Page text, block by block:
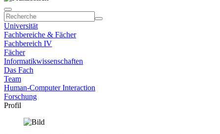
Universität
Fachbereiche & Fächer
Fachbereich IV
Fächer
Informatikwissenschaften
Das Fach
Team
Human-Computer Interaction
Forschung
Profil